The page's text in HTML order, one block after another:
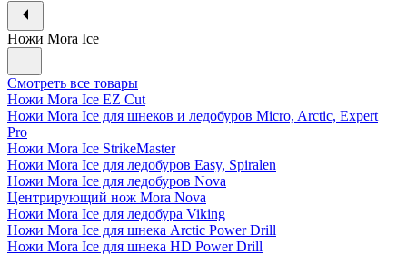
Ножи Mora Ice
Смотреть все товары
Ножи Mora Ice EZ Cut
Ножи Mora Ice для шнеков и ледобуров Micro, Arctic, Expert
Pro
Ножи Mora Ice StrikeMaster
Ножи Mora Ice для ледобуров Easy, Spiralen
Ножи Mora Ice для ледобуров Nova
Центрирующий нож Mora Nova
Ножи Mora Ice для ледобура Viking
Ножи Mora Ice для шнека Arctic Power Drill
Ножи Mora Ice для шнека HD Power Drill